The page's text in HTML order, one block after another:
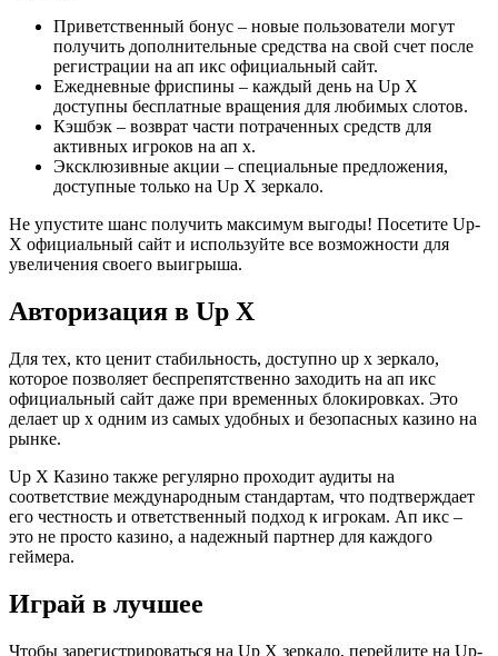
Приветственный бонус – новые пользователи могут
получить дополнительные средства на свой счет после
регистрации на ап икс официальный сайт.
Ежедневные фриспины – каждый день на Up X
доступны бесплатные вращения для любимых слотов.
Кэшбэк – возврат части потраченных средств для
активных игроков на ап х.
Эксклюзивные акции – специальные предложения,
доступные только на Up X зеркало.
Не упустите шанс получить максимум выгоды! Посетите Up-
X официальный сайт и используйте все возможности для
увеличения своего выигрыша.
Авторизация в Up X
Для тех, кто ценит стабильность, доступно up x зеркало,
которое позволяет беспрепятственно заходить на ап икс
официальный сайт даже при временных блокировках. Это
делает up x одним из самых удобных и безопасных казино на
рынке.
Up X Казино также регулярно проходит аудиты на
соответствие международным стандартам, что подтверждает
его честность и ответственный подход к игрокам. Ап икс –
это не просто казино, а надежный партнер для каждого
геймера.
Играй в лучшее
Чтобы зарегистрироваться на Up X зеркало, перейдите на Up-